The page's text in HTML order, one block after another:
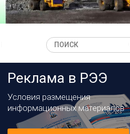
Реклама в РЭЭ
Условия размещения
информационных материалов